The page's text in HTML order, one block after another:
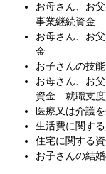
お母さん、お
事業継続資金
お母さん、お
金
お子さんの技
お母さん、お
資金 就職支度
医療又は介護
生活費に関す
住宅に関する
お子さんの結